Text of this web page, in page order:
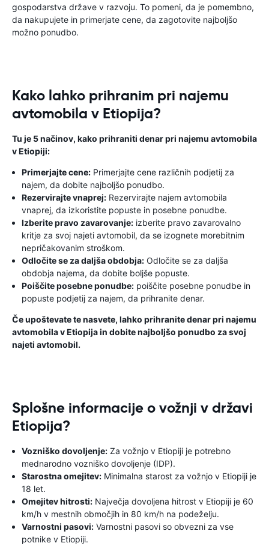
gospodarstva države v razvoju. To pomeni, da je pomembno,
da nakupujete in primerjate cene, da zagotovite najboljšo
možno ponudbo.
Kako lahko prihranim pri najemu
avtomobila v Etiopija?
Tu je 5 načinov, kako prihraniti denar pri najemu avtomobila
v Etiopiji:
Primerjajte cene: Primerjajte cene različnih podjetij za
najem, da dobite najboljšo ponudbo.
Rezervirajte vnaprej: Rezervirajte najem avtomobila
vnaprej, da izkoristite popuste in posebne ponudbe.
Izberite pravo zavarovanje: izberite pravo zavarovalno
kritje za svoj najeti avtomobil, da se izognete morebitnim
nepričakovanim stroškom.
Odločite se za daljša obdobja: Odločite se za daljša
obdobja najema, da dobite boljše popuste.
Poiščite posebne ponudbe: poiščite posebne ponudbe in
popuste podjetij za najem, da prihranite denar.
Če upoštevate te nasvete, lahko prihranite denar pri najemu
avtomobila v Etiopija in dobite najboljšo ponudbo za svoj
najeti avtomobil.
Splošne informacije o vožnji v državi
Etiopija?
Vozniško dovoljenje: Za vožnjo v Etiopiji je potrebno
mednarodno vozniško dovoljenje (IDP).
Starostna omejitev: Minimalna starost za vožnjo v Etiopiji je
18 let.
Omejitev hitrosti: Največja dovoljena hitrost v Etiopiji je 60
km/h v mestnih območjih in 80 km/h na podeželju.
Varnostni pasovi: Varnostni pasovi so obvezni za vse
potnike v Etiopiji.